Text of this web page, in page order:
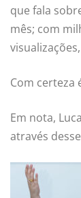
que fala
mês; com
Com certeza
Em nota,
através